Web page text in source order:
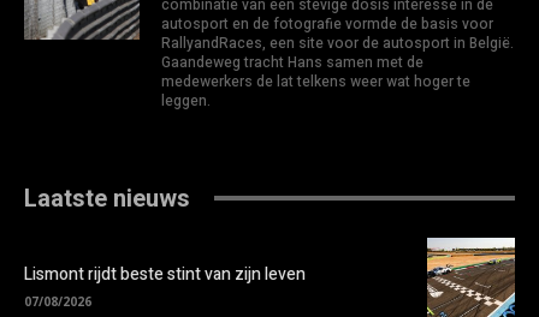
combinatie van een stevige dosis interesse in de
autosport en de fotografie vormde de basis voor
RallyandRaces, een site voor de autosport in België.
Gaandeweg tracht Hans samen met de
medewerkers de lat telkens weer wat hoger te
leggen.
Laatste nieuws
Lismont rijdt beste stint van zijn leven
07/08/2026